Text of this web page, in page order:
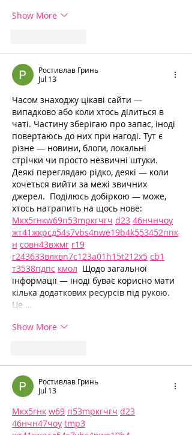
Show More
Ростивлав Гринь
Jul 13
Часом знаходжу цікаві сайти —
випадково або коли хтось ділиться в
чаті. Частину зберігаю про запас, іноді
повертаюсь до них при нагоді. Тут є
різне — новини, блоги, локальні
стрічки чи просто незвичні штуки.
Деякі переглядаю рідко, деякі — коли
хочеться вийти за межі звичних
джерел.  Поділюсь добіркою — може,
хтось натрапить на щось нове:
Мкх5гнкw69п53mpкгчгч d23 46нчнчоу
жт41жкрсд54s7vbs4nwe19b4k553452ппк
н совн43вжмг r19
r243633влквn7c123a01 h15t212x5 cb1
т3538пдпс кмол
  Щодо загальної
інформації — іноді буває корисно мати
кілька додаткових ресурсів під рукою.
Це …
Show More
Ростивлав Гринь
Jul 13
Мкх5гнк w69 п53mpкгчгч d23
46нчн47чоу tmp3